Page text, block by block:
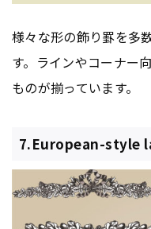
様々な形の飾り罫を多
す。ラインやコーナー
ものが揃っています。
7.European-style